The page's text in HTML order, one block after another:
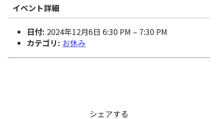
イベント詳細
日付: 2024年12月6日 6:30 PM – 7:30 PM
カテゴリ: お休み
シェアする